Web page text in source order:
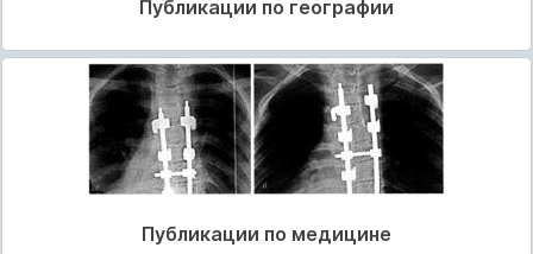
Публикации по географии
Публикации по медицине